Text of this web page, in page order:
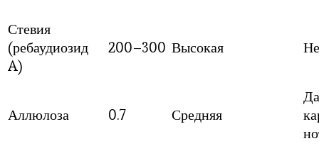
Стевия
(ребаудиозид
A)
200–300 Высокая
Аллюлоза 0.7 Средняя